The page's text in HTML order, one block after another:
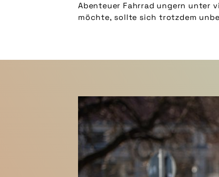
Abenteuer Fahrrad ungern unter
möchte, sollte sich trotzdem